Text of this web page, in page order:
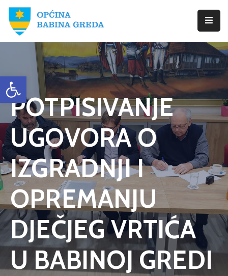
Open toolbar
Početna
Greda
Istražite
Novosti
Dokumenti
Izbori
Kontaktirajte
Nas
POTPISIVANJE
UGOVORA O
IZGRADNJI I
OPREMANJU
DJEČJEG VRTIĆA
U BABINOJ GREDI